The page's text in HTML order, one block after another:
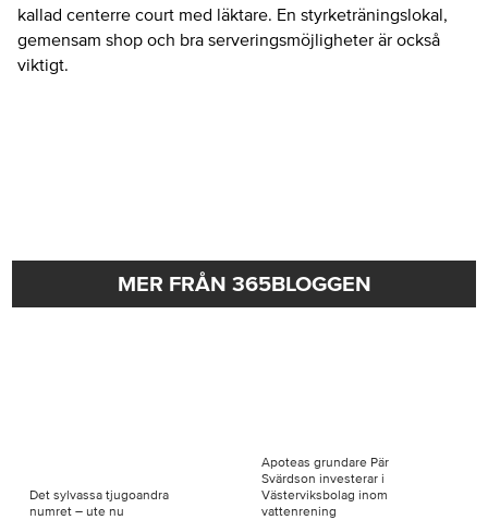
kallad centerre court med läktare. En styrketräningslokal,
gemensam shop och bra serveringsmöjligheter är också
viktigt.
MER FRÅN 365BLOGGEN
Det sylvassa tjugoandra
numret – ute nu
Apoteas grundare Pär
Svärdson investerar i
Västerviksbolag inom
vattenrening